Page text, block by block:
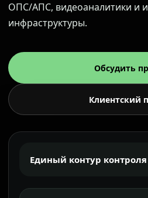
ОПС/АПС, видеоаналитики и
инфраструктуры.
Обсудить
Клиентский
Единый контур контроля